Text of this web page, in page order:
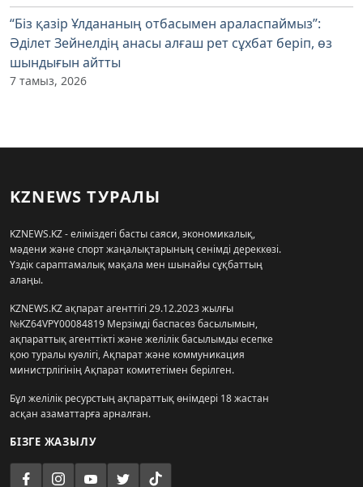
“Біз қазір Ұлдананың отбасымен араласпаймыз”:
Әділет Зейнелдің анасы алғаш рет сұхбат беріп, өз
шындығын айтты
7 тамыз, 2026
KZNEWS ТУРАЛЫ
KZNEWS.KZ - еліміздегі басты саяси, экономикалық,
мәдени және спорт жаңалықтарының сенімді дереккөзі.
Үздік сараптамалық мақала мен шынайы сұқбаттың
алаңы.
KZNEWS.KZ ақпарат агенттігі 29.12.2023 жылғы
№KZ64VPY00084819 Мерзімді баспасөз басылымын,
ақпараттық агенттікті және желілік басылымды есепке
қою туралы куәлігі, Ақпарат және коммуникация
министрлігінің Ақпарат комитетімен берілген.
Бұл желілік ресурстың ақпараттық өнімдері 18 жастан
асқан азаматтарға арналған.
БІЗГЕ ЖАЗЫЛУ